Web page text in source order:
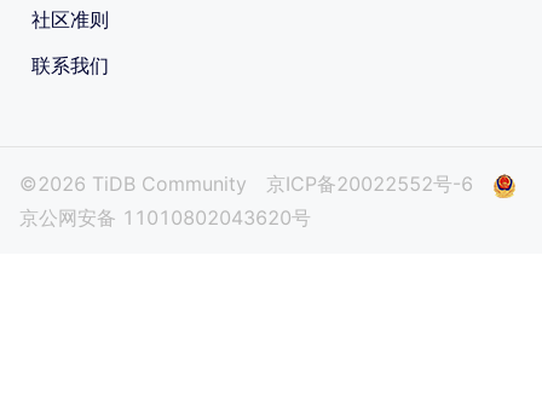
社区准则
联系我们
©2026 TiDB Community
京ICP备20022552号-6
京公网安备 11010802043620号